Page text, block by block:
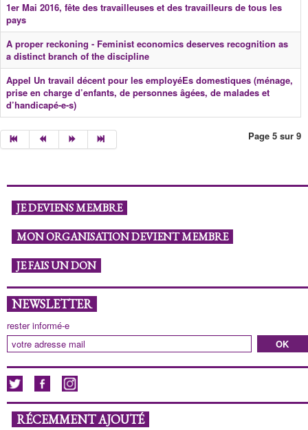
1er Mai 2016, fête des travailleuses et des travailleurs de tous les
pays
A proper reckoning - Feminist economics deserves recognition as
a distinct branch of the discipline
Appel Un travail décent pour les employéEs domestiques (ménage,
prise en charge d’enfants, de personnes âgées, de malades et
d’handicapé-e-s)
Page 5 sur 9
JE DEVIENS MEMBRE
MON ORGANISATION DEVIENT MEMBRE
JE FAIS UN DON
NEWSLETTER
rester informé-e
RÉCEMMENT AJOUTÉ